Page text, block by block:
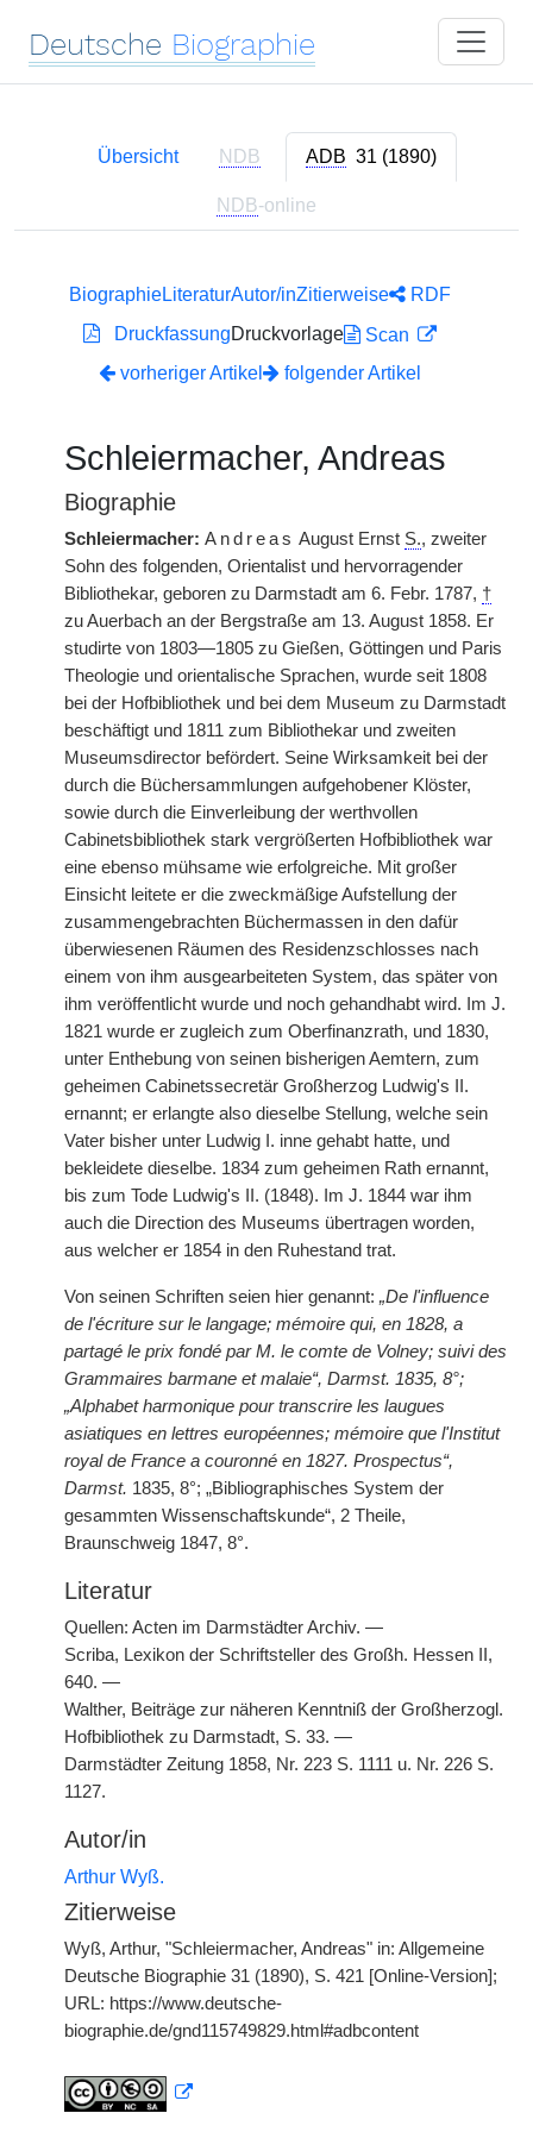
Deutsche Biographie
Übersicht NDB ADB 31 (1890)
NDB-online
BiographieLiteraturAutor/inZitierweise
RDF
DruckfassungDruckvorlage
Scan
vorheriger Artikel
folgender Artikel
Schleiermacher, Andreas
Biographie
Schleiermacher: Andreas August Ernst S., zweiter
Sohn des folgenden, Orientalist und hervorragender
Bibliothekar, geboren zu Darmstadt am 6. Febr. 1787, †
zu Auerbach an der Bergstraße am 13. August 1858. Er
studirte von 1803—1805 zu Gießen, Göttingen und Paris
Theologie und orientalische Sprachen, wurde seit 1808
bei der Hofbibliothek und bei dem Museum zu Darmstadt
beschäftigt und 1811 zum Bibliothekar und zweiten
Museumsdirector befördert. Seine Wirksamkeit bei der
durch die Büchersammlungen aufgehobener Klöster,
sowie durch die Einverleibung der werthvollen
Cabinetsbibliothek stark vergrößerten Hofbibliothek war
eine ebenso mühsame wie erfolgreiche. Mit großer
Einsicht leitete er die zweckmäßige Aufstellung der
zusammengebrachten Büchermassen in den dafür
überwiesenen Räumen des Residenzschlosses nach
einem von ihm ausgearbeiteten System, das später von
ihm veröffentlicht wurde und noch gehandhabt wird. Im J.
1821 wurde er zugleich zum Oberfinanzrath, und 1830,
unter Enthebung von seinen bisherigen Aemtern, zum
geheimen Cabinetssecretär Großherzog Ludwig's II.
ernannt; er erlangte also dieselbe Stellung, welche sein
Vater bisher unter Ludwig I. inne gehabt hatte, und
bekleidete dieselbe. 1834 zum geheimen Rath ernannt,
bis zum Tode Ludwig's II. (1848). Im J. 1844 war ihm
auch die Direction des Museums übertragen worden,
aus welcher er 1854 in den Ruhestand trat.
Von seinen Schriften seien hier genannt: „De l'influence
de l'écriture sur le langage; mémoire qui, en 1828, a
partagé le prix fondé par M. le comte de Volney; suivi des
Grammaires barmane et malaie“, Darmst. 1835, 8°;
„Alphabet harmonique pour transcrire les laugues
asiatiques en lettres européennes; mémoire que l'Institut
royal de France a couronné en 1827. Prospectus“,
Darmst. 1835, 8°; „Bibliographisches System der
gesammten Wissenschaftskunde“, 2 Theile,
Braunschweig 1847, 8°.
Literatur
Quellen: Acten im Darmstädter Archiv. —
Scriba, Lexikon der Schriftsteller des Großh. Hessen II,
640. —
Walther, Beiträge zur näheren Kenntniß der Großherzogl.
Hofbibliothek zu Darmstadt, S. 33. —
Darmstädter Zeitung 1858, Nr. 223 S. 1111 u. Nr. 226 S.
1127.
Autor/in
Arthur Wyß.
Zitierweise
Wyß, Arthur, "Schleiermacher, Andreas" in: Allgemeine
Deutsche Biographie 31 (1890), S. 421 [Online-Version];
URL: https://www.deutsche-
biographie.de/gnd115749829.html#adbcontent